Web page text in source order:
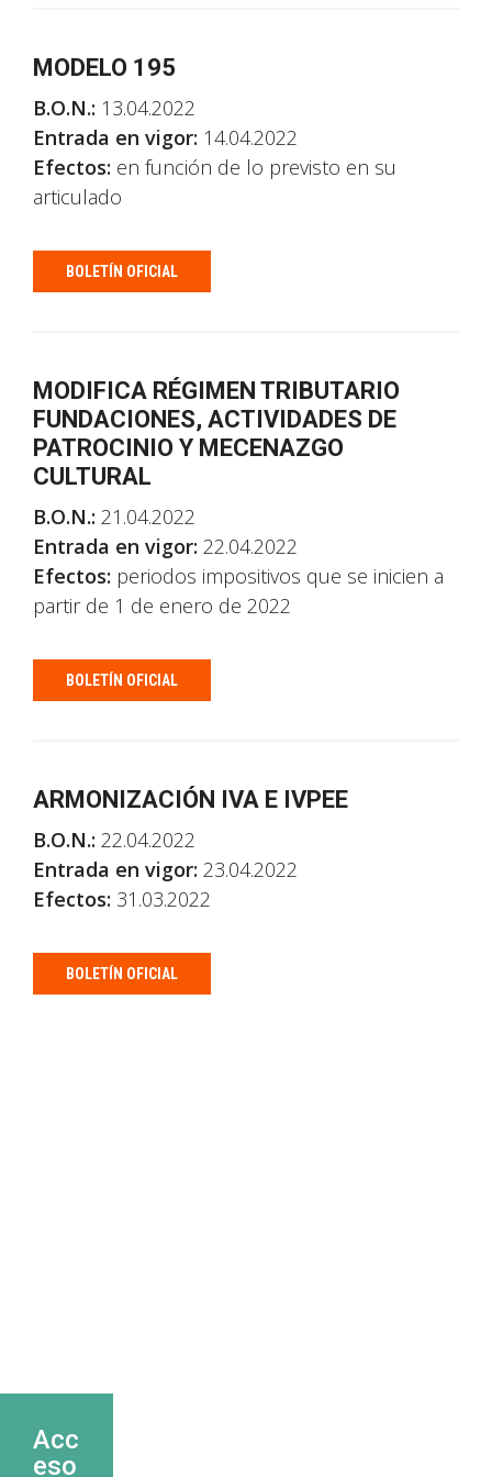
MODELO 195
B.O.N.: 13.04.2022
Entrada en vigor: 14.04.2022
Efectos: en función de lo previsto en su
articulado
BOLETÍN OFICIAL
MODIFICA RÉGIMEN TRIBUTARIO
FUNDACIONES, ACTIVIDADES DE
PATROCINIO Y MECENAZGO
CULTURAL
B.O.N.: 21.04.2022
Entrada en vigor: 22.04.2022
Efectos: periodos impositivos que se inicien a
partir de 1 de enero de 2022
BOLETÍN OFICIAL
ARMONIZACIÓN IVA E IVPEE
B.O.N.: 22.04.2022
Entrada en vigor: 23.04.2022
Efectos: 31.03.2022
BOLETÍN OFICIAL
Acc
eso